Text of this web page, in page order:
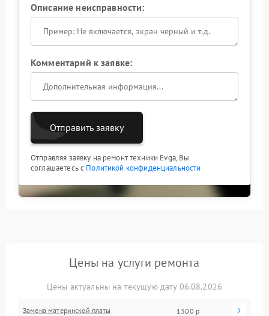
Описание неисправности:
Комментарий к заявке:
Отправить заявку
Отправляя заявку на ремонт техники Evga, Вы
соглашаетесь с Политикой конфиденциальности
Цены на услуги ремонта
Цены актуальны на текущую дату 06.08.2026
Замена материнской платы 1300 р